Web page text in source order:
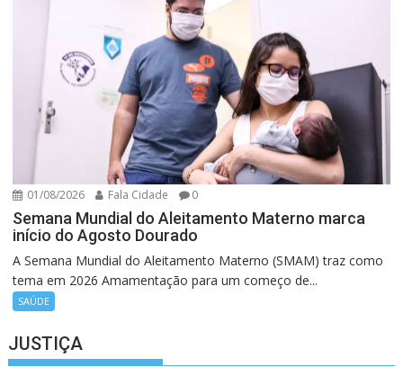
01/08/2026 Fala Cidade 0
Semana Mundial do Aleitamento Materno marca
início do Agosto Dourado
A Semana Mundial do Aleitamento Materno (SMAM) traz como
tema em 2026 Amamentação para um começo de...
SAÚDE
JUSTIÇA